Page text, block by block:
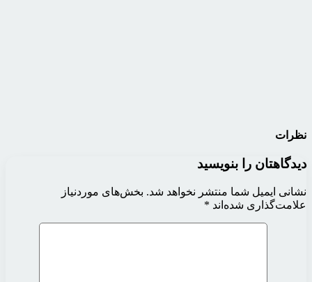
نظرات
دیدگاهتان را بنویسید
نشانی ایمیل شما منتشر نخواهد شد. بخش‌های موردنیاز
علامت‌گذاری شده‌اند *